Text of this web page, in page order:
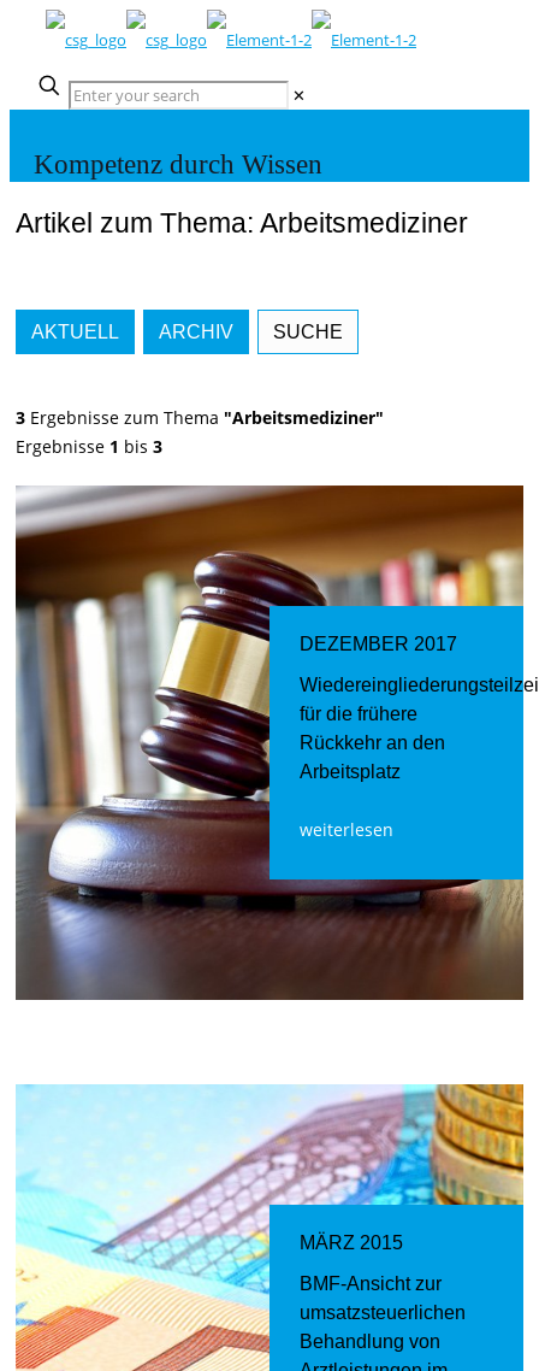
✕
Kompetenz durch Wissen
Artikel zum Thema: Arbeitsmediziner
AKTUELL ARCHIV SUCHE
3 Ergebnisse zum Thema "Arbeitsmediziner"
Ergebnisse 1 bis 3
DEZEMBER 2017
für die frühere
Rückkehr an den
Arbeitsplatz
weiterlesen
MÄRZ 2015
BMF-Ansicht zur
umsatzsteuerlichen
Behandlung von